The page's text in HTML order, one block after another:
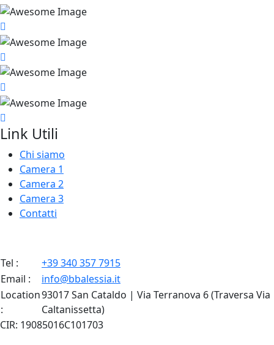
Link Utili
Chi siamo
Camera 1
Camera 2
Camera 3
Contatti
Tel :
+39 340 357 7915
Email :
info@bbalessia.it
Location
:
93017 San Cataldo | Via Terranova 6 (Traversa Via
Caltanissetta)
CIR: 19085016C101703